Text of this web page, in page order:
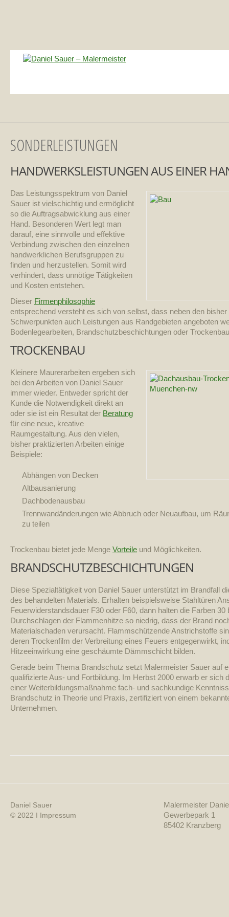
SONDERLEISTUNGEN
HANDWERKSLEISTUNGEN AUS EINER
Das Leistungsspektrum von Daniel
Sauer ist vielschichtig und ermöglicht
so die Auftragsabwicklung aus einer
Hand. Besonderen Wert legt man
darauf, eine sinnvolle und effektive
Verbindung zwischen den einzelnen
handwerklichen Berufsgruppen zu
finden und herzustellen. Somit wird
verhindert, dass unnötige Tätigkeiten
und Kosten entstehen.
Dieser Firmenphilosophie
entsprechend versteht es sich von selbst, dass neben den
Schwerpunkten auch Leistungen aus Randgebieten angeboten
Bodenlegearbeiten, Brandschutzbeschichtungen oder
TROCKENBAU
Kleinere Maurerarbeiten ergeben sich
bei den Arbeiten von Daniel Sauer
immer wieder. Entweder spricht der
Kunde die Notwendigkeit direkt an
oder sie ist ein Resultat der Beratung
für eine neue, kreative
Raumgestaltung. Aus den vielen,
bisher praktizierten Arbeiten einige
Beispiele:
Abhängen von Decken
Altbausanierung
Dachbodenausbau
Trennwandänderungen wie Abbruch oder Neuaufbau, um
zu teilen
Trockenbau bietet jede Menge Vorteile und Möglichkeiten.
BRANDSCHUTZBESCHICHTUNGEN
Diese Spezialtätigkeit von Daniel Sauer unterstützt im Brandfall
des behandelten Materials. Erhalten beispielsweise Stahltüren
Feuerwiderstandsdauer F30 oder F60, dann halten die Farben 30
Durchschlagen der Flammenhitze so niedrig, dass der Brand
Materialschaden verursacht. Flammschützende Anstrichstoffe
deren Trockenfilm der Verbreitung eines Feuers entgegenwirkt,
Hitzeeinwirkung eine geschäumte Dämmschicht bilden.
Gerade beim Thema Brandschutz setzt Malermeister Sauer auf
qualifizierte Aus- und Fortbildung. Im Herbst 2000 erwarb er sich
einer Weiterbildungsmaßnahme fach- und sachkundige
Brandschutz in Theorie und Praxis, zertifiziert von einem
Unternehmen.
Daniel Sauer
© 2022 I Impressum
Malermeister
Gewerbepark 1
85402 Kranzberg